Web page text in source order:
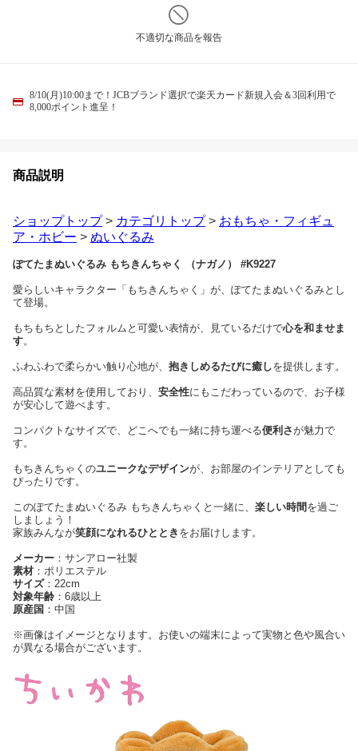
不適切な商品を報告
8/10(月)10:00まで！JCBブランド選択で楽天カード新規入会＆3回利用で
8,000ポイント進呈！
商品説明
ショップトップ> カテゴリトップ> おもちゃ・フィギュ
ア・ホビー > ぬいぐるみ
ぽてたまぬいぐるみ もちきんちゃく （ナガノ） #K9227
愛らしいキャラクター「もちきんちゃく」が、ぽてたまぬいぐるみとし
て登場。
もちもちとしたフォルムと可愛い表情が、見ているだけで心を和ませま
す。
ふわふわで柔らかい触り心地が、 抱きしめるたびに癒しを提供します。
高品質な素材を使用しており、 安全性にもこだわっているので、お子様
が安心して遊べます。
コンパクトなサイズで、どこへでも一緒に持ち運べる便利さが魅力で
す。
もちきんちゃくのユニークなデザインが、お部屋のインテリアとしても
ぴったりです。
このぽてたまぬいぐるみ もちきんちゃくと一緒に、 楽しい時間 を過ご
しましょう！
家族みんなが笑顔になれるひととき をお届けします。
メーカー ：サンアロー社製
素材 ：ポリエステル
サイズ：22cm
対象年齢 ：6歳以上
原産国 ：中国
※画像はイメージとなります。お使いの端末によって実物と色や風合い
が異なる場合がございます。